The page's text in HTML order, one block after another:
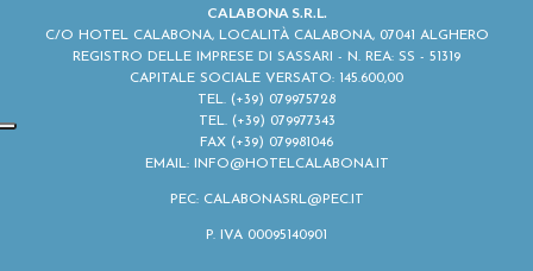
CALABONA S.R.L.
C/O HOTEL CALABONA, LOCALITÀ CALABONA, 07041 ALGHERO
REGISTRO DELLE IMPRESE DI SASSARI - N. REA: SS - 51319
CAPITALE SOCIALE VERSATO: 145.600,00
TEL. (+39) 079975728
TEL. (+39) 079977343
FAX (+39) 079981046
EMAIL:
INFO@HOTELCALABONA.IT
PEC: CALABONASRL@PEC.IT
P. IVA 00095140901